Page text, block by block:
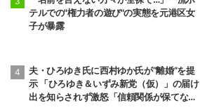
テルでの"権力者の遊び"の実態を元港区女
子が暴露
夫・ひろゆき氏に西村ゆか氏が“離婚”を提
示 「ひろゆき＆いずみ新党（仮）」の届け
出を知らされず激怒「信頼関係が保てない